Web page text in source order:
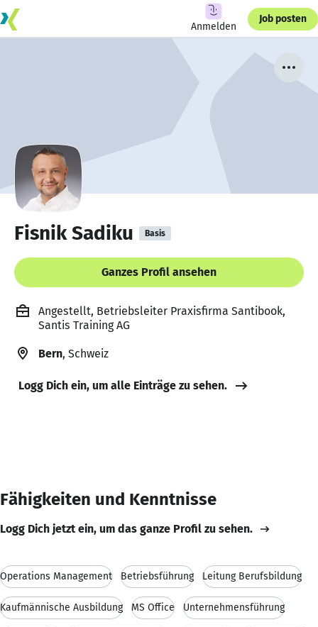
Anmelden
Job posten
Fisnik Sadiku Basis
Ganzes Profil ansehen
Angestellt, Betriebsleiter Praxisfirma Santibook,
Santis Training AG
Bern, Schweiz
Logg Dich ein, um alle Einträge zu sehen.
Fähigkeiten und Kenntnisse
Logg Dich jetzt ein, um das ganze Profil zu sehen.
Operations Management Betriebsführung Leitung Berufsbildung
Kaufmännische Ausbildung MS Office Unternehmensführung